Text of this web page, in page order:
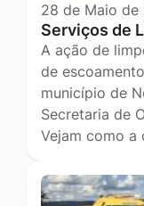
28 de Maio de
Serviços de
A ação de
de
município de
Secretaria de
Vejam como